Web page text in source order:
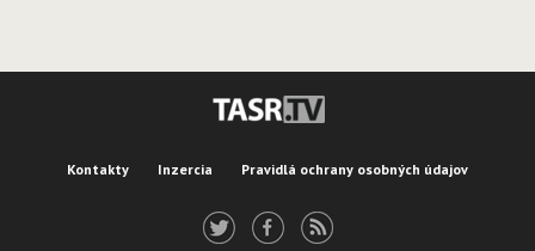
Kontakty Inzercia Pravidlá ochrany osobných údajov